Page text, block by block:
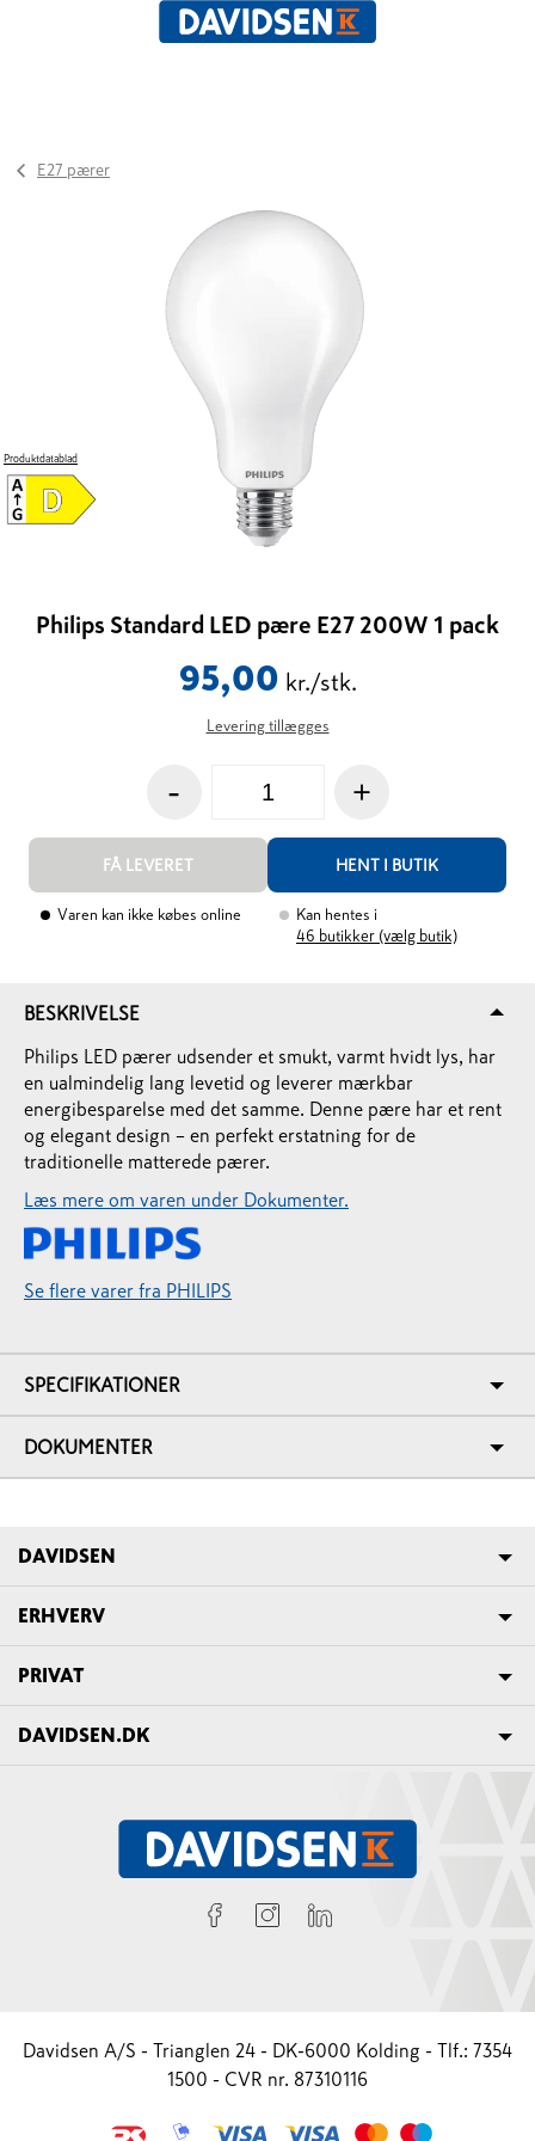
E27 pærer
Produktdatablad
Philips Standard LED pære E27 200W 1 pack
95,00 kr./stk.
Levering tillægges
- +
FÅ LEVERET HENT I BUTIK
Varen kan ikke købes online
Kan hentes i
46 butikker (vælg butik)
BESKRIVELSE
Philips LED pærer udsender et smukt, varmt hvidt lys, har
en ualmindelig lang levetid og leverer mærkbar
energibesparelse med det samme. Denne pære har et rent
og elegant design – en perfekt erstatning for de
traditionelle matterede pærer.
Læs mere om varen under Dokumenter.
Se flere varer fra PHILIPS
SPECIFIKATIONER
DOKUMENTER
DAVIDSEN
ERHVERV
PRIVAT
DAVIDSEN.DK
Davidsen A/S - Trianglen 24 - DK-6000 Kolding - Tlf.: 7354
1500 - CVR nr. 87310116